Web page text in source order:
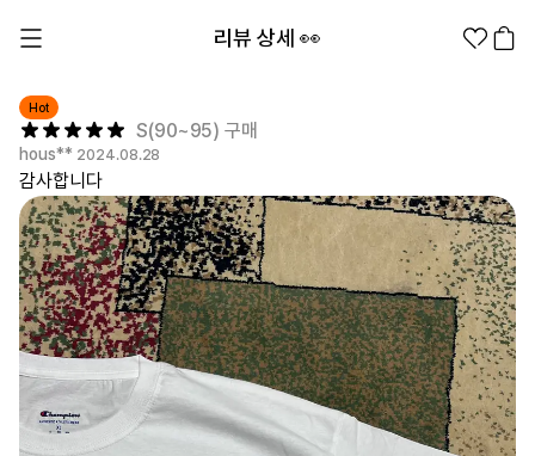
Hot
S(90~95) 구매
hous** 2024.08.28
감사합니다
리뷰 상세 👀
1분컷 무료 템플릿 대량 주문 굿즈 제작 방법
의류
패션잡화
팬굿즈
의류 카테고리